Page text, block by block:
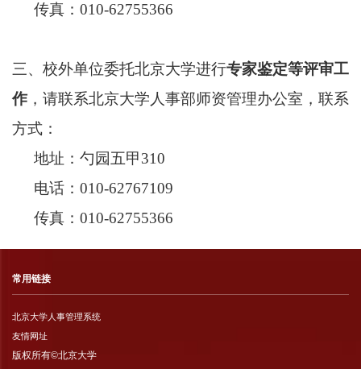
传真：010-62755366
三、校外单位委托北京大学进行专家鉴定等评审工
作 ，请联系北京大学人事部师资管理办公室，联系
方式：
地址：勺园五甲310
电话：010-62767109
传真：010-62755366
常用链接
北京大学人事管理系统
友情网址
版权所有©北京大学